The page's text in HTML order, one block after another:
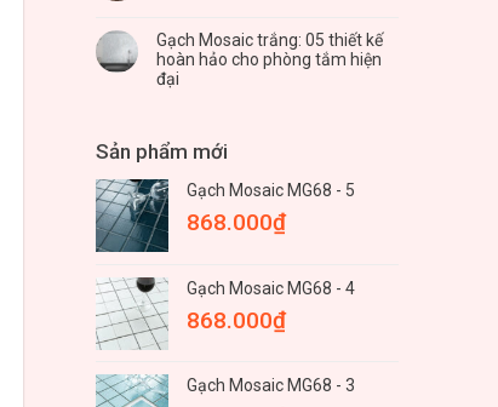
Gạch Mosaic trắng: 05 thiết kế
hoàn hảo cho phòng tắm hiện
đại
Sản phẩm mới
Gạch Mosaic MG68 - 5
868.000₫
Gạch Mosaic MG68 - 4
868.000₫
Gạch Mosaic MG68 - 3